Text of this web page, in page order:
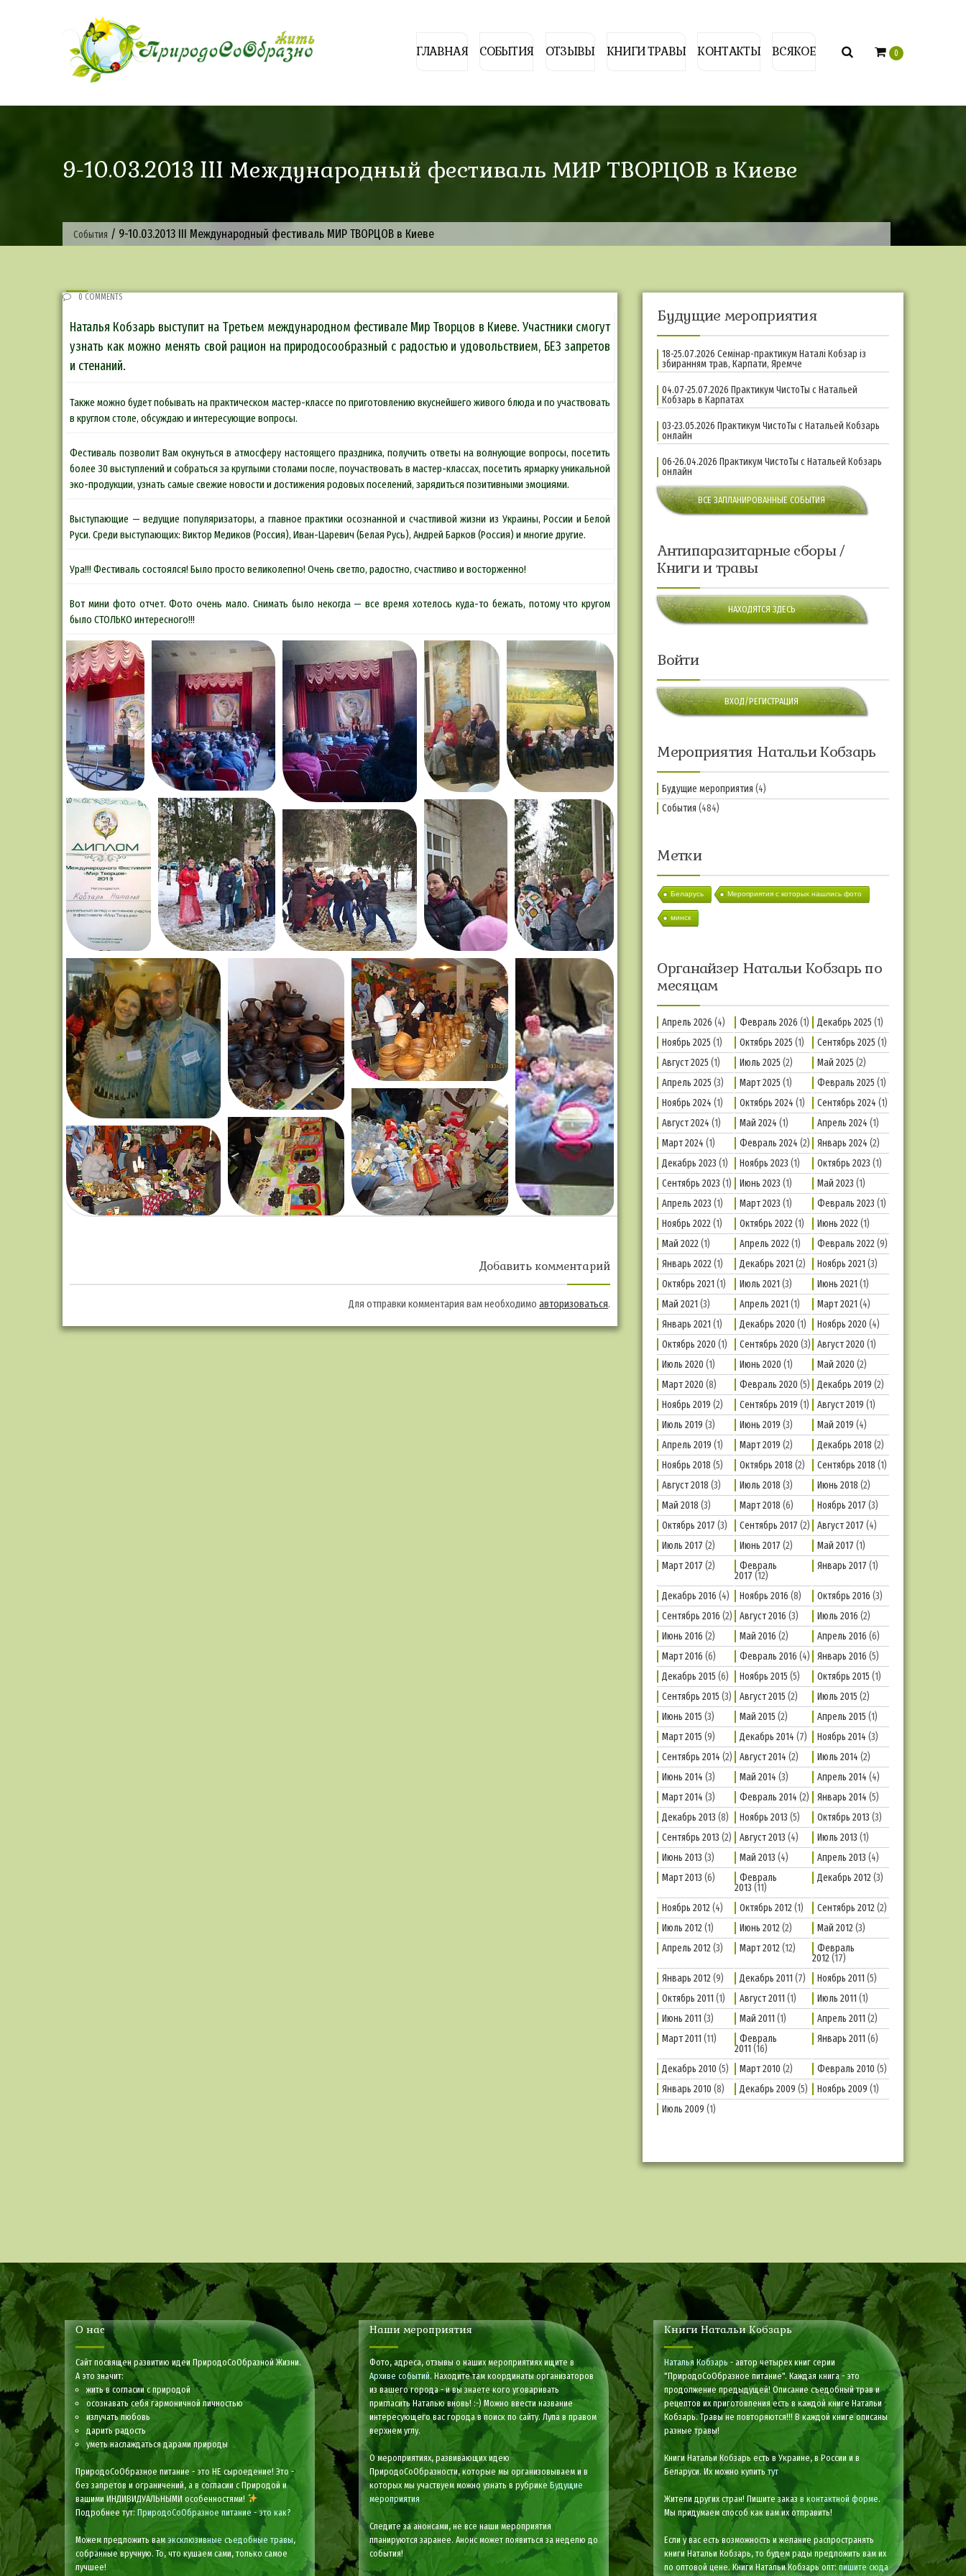
ГЛАВНАЯ СОБЫТИЯ ОТЗЫВЫ КНИГИ ТРАВЫ КОНТАКТЫ ВСЯКОЕ 0
9-10.03.2013 III Международный фестиваль МИР ТВОРЦОВ в Киеве
События / 9-10.03.2013 III Международный фестиваль МИР ТВОРЦОВ в Киеве
0 COMMENTS
Наталья Кобзарь выступит на Третьем международном фестивале Мир Творцов в Киеве. Участники смогут
узнать как можно менять свой рацион на природосообразный с радостью и удовольствием, БЕЗ запретов
и стенаний.
Также можно будет побывать на практическом мастер-классе по приготовлению вкуснейшего живого блюда и по участвовать
в круглом столе, обсуждаю и интересующие вопросы.
Фестиваль позволит Вам окунуться в атмосферу настоящего праздника, получить ответы на волнующие вопросы, посетить
более 30 выступлений и собраться за круглыми столами после, поучаствовать в мастер-классах, посетить ярмарку уникальной
эко-продукции, узнать самые свежие новости и достижения родовых поселений, зарядиться позитивными эмоциями.
Выступающие — ведущие популяризаторы, а главное практики осознанной и счастливой жизни из Украины, России и Белой
Руси. Среди выступающих: Виктор Медиков (Россия), Иван-Царевич (Белая Русь), Андрей Барков (Россия) и многие другие.
Ура!!! Фестиваль состоялся! Было просто великолепно! Очень светло, радостно, счастливо и восторженно!
Вот мини фото отчет. Фото очень мало. Снимать было некогда — все время хотелось куда-то бежать, потому что кругом
было СТОЛЬКО интересного!!!
Добавить комментарий
Для отправки комментария вам необходимоавторизоваться.
Будущие мероприятия
18-25.07.2026 Семінар-практикум Наталі Кобзар із
збиранням трав, Карпати, Яремче
04.07-25.07.2026 Практикум ЧистоТы с Натальей
Кобзарь в Карпатах
03-23.05.2026 Практикум ЧистоТы с Натальей Кобзарь
онлайн
06-26.04.2026 Практикум ЧистоТы с Натальей Кобзарь
онлайн
ВСЕ ЗАПЛАНИРОВАННЫЕ СОБЫТИЯ
Антипаразитарные сборы /
Книги и травы
НАХОДЯТСЯ ЗДЕСЬ
Войти
ВХОД/РЕГИСТРАЦИЯ
Мероприятия Натальи Кобзарь
Будущие мероприятия (4)
События (484)
Метки
Беларусь Мероприятия с которых нашлись фото
минск
Органайзер Натальи Кобзарь по
месяцам
Апрель 2026 (4) Февраль 2026 (1) Декабрь 2025 (1)
Ноябрь 2025 (1) Октябрь 2025 (1) Сентябрь 2025 (1)
Август 2025 (1) Июль 2025 (2) Май 2025 (2)
Апрель 2025 (3) Март 2025 (1) Февраль 2025 (1)
Ноябрь 2024 (1) Октябрь 2024 (1) Сентябрь 2024 (1)
Август 2024 (1) Май 2024 (1) Апрель 2024 (1)
Март 2024 (1) Февраль 2024 (2) Январь 2024 (2)
Декабрь 2023 (1) Ноябрь 2023 (1) Октябрь 2023 (1)
Сентябрь 2023 (1) Июнь 2023 (1) Май 2023 (1)
Апрель 2023 (1) Март 2023 (1) Февраль 2023 (1)
Ноябрь 2022(1) Октябрь 2022(1) Июнь 2022(1)
Май 2022(1) Апрель 2022(1) Февраль 2022(9)
Январь 2022(1) Декабрь 2021 (2) Ноябрь 2021 (3)
Октябрь 2021 (1) Июль 2021 (3) Июнь 2021 (1)
Май 2021 (3) Апрель 2021 (1) Март 2021 (4)
Январь 2021 (1) Декабрь 2020 (1) Ноябрь 2020 (4)
Октябрь 2020 (1) Сентябрь 2020 (3) Август 2020 (1)
Июль 2020 (1) Июнь 2020 (1) Май 2020 (2)
Март 2020 (8) Февраль 2020 (5) Декабрь 2019 (2)
Ноябрь 2019 (2) Сентябрь 2019 (1) Август 2019 (1)
Июль 2019 (3) Июнь 2019 (3) Май 2019 (4)
Апрель 2019 (1) Март 2019 (2) Декабрь 2018 (2)
Ноябрь 2018 (5) Октябрь 2018 (2) Сентябрь 2018 (1)
Август 2018 (3) Июль 2018 (3) Июнь 2018 (2)
Май 2018 (3) Март 2018 (6) Ноябрь 2017 (3)
Октябрь 2017 (3) Сентябрь 2017 (2) Август 2017 (4)
Июль 2017 (2) Июнь 2017 (2) Май 2017 (1)
Март 2017 (2)
Февраль
2017 (12)
Январь 2017 (1)
Декабрь 2016 (4) Ноябрь 2016 (8) Октябрь 2016 (3)
Сентябрь 2016 (2) Август 2016 (3) Июль 2016 (2)
Июнь 2016 (2) Май 2016 (2) Апрель 2016 (6)
Март 2016 (6) Февраль 2016 (4) Январь 2016 (5)
Декабрь 2015 (6) Ноябрь 2015 (5) Октябрь 2015 (1)
Сентябрь 2015 (3) Август 2015 (2) Июль 2015 (2)
Июнь 2015 (3) Май 2015 (2) Апрель 2015 (1)
Март 2015 (9) Декабрь 2014 (7) Ноябрь 2014 (3)
Сентябрь 2014 (2) Август 2014 (2) Июль 2014 (2)
Июнь 2014 (3) Май 2014 (3) Апрель 2014 (4)
Март 2014 (3) Февраль 2014 (2) Январь 2014 (5)
Декабрь 2013 (8) Ноябрь 2013 (5) Октябрь 2013 (3)
Сентябрь 2013 (2) Август 2013 (4) Июль 2013 (1)
Июнь 2013 (3) Май 2013 (4) Апрель 2013 (4)
Март 2013 (6)
Февраль
2013 (11)
Декабрь 2012(3)
Ноябрь 2012(4) Октябрь 2012(1) Сентябрь 2012(2)
Июль 2012(1) Июнь 2012(2) Май 2012(3)
Апрель 2012(3) Март 2012(12)
Февраль
2012(17)
Январь 2012(9) Декабрь 2011 (7) Ноябрь 2011 (5)
Октябрь 2011 (1) Август 2011 (1) Июль 2011 (1)
Июнь 2011 (3) Май 2011 (1) Апрель 2011 (2)
Март 2011 (11)
Февраль
2011 (16)
Январь 2011 (6)
Декабрь 2010 (5) Март 2010 (2) Февраль 2010 (5)
Январь 2010 (8) Декабрь 2009 (5) Ноябрь 2009 (1)
Июль 2009 (1)
О нас
Сайт посвящен развитию идеи ПриродоСоОбразной Жизни.
А это значит:
жить в согласии с природой
осознавать себя гармоничной личностью
излучать любовь
дарить радость
уметь наслаждаться дарами природы
ПриродоСоОбразное питание - это НЕ сыроедение! Это -
без запретов и ограничений, а в согласии с Природой и
вашими ИНДИВИДУАЛЬНЫМИ особенностями!
Подробнее тут: ПриродоСоОбразное питание - это как?
Можем предложить вам эксклюзивные съедобные травы,
собранные вручную. То, что кушаем сами, только самое
лучшее!
Наши мероприятия
Фото, адреса, отзывы о наших мероприятиях ищите в
Архиве событий. Находите там координаты организаторов
из вашего города - и вы знаете кого уговаривать
пригласить Наталью вновь! :-) Можно ввести название
интересующего вас города в поиск по сайту. Лупа в правом
верхнем углу.
О мероприятиях, развивающих идею
ПриродоСоОбразности, которые мы организовываем и в
которых мы участвуем можно узнать в рубрикеБудущие
мероприятия
Следите за анонсами, не все наши мероприятия
планируются заранее. Анонс может появиться за неделю до
события!
Книги Натальи Кобзарь
Наталья Кобзарь - автор четырех книг серии
"ПриродоСоОбразное питание". Каждая книга - это
продолжение предыдущей! Описание съедобный трав и
рецептов их приготовления есть в каждой книге Натальи
Кобзарь. Травы не повторяются!!! В каждой книге описаны
разные травы!
Книги Натальи Кобзарь есть в Украине, в России и в
Беларуси. Их можно купить тут
Жители других стран! Пишите заказ в контактной форме.
Мы придумаем способ как вам их отправить!
Если у вас есть возможность и желание распространять
книги Натальи Кобзарь, то будем рады предложить вам их
по оптовой цене. Книги Натальи Кобзарь опт:пишите сюда